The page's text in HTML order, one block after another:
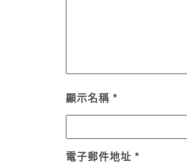
顯示名稱 *
電子郵件地址 *